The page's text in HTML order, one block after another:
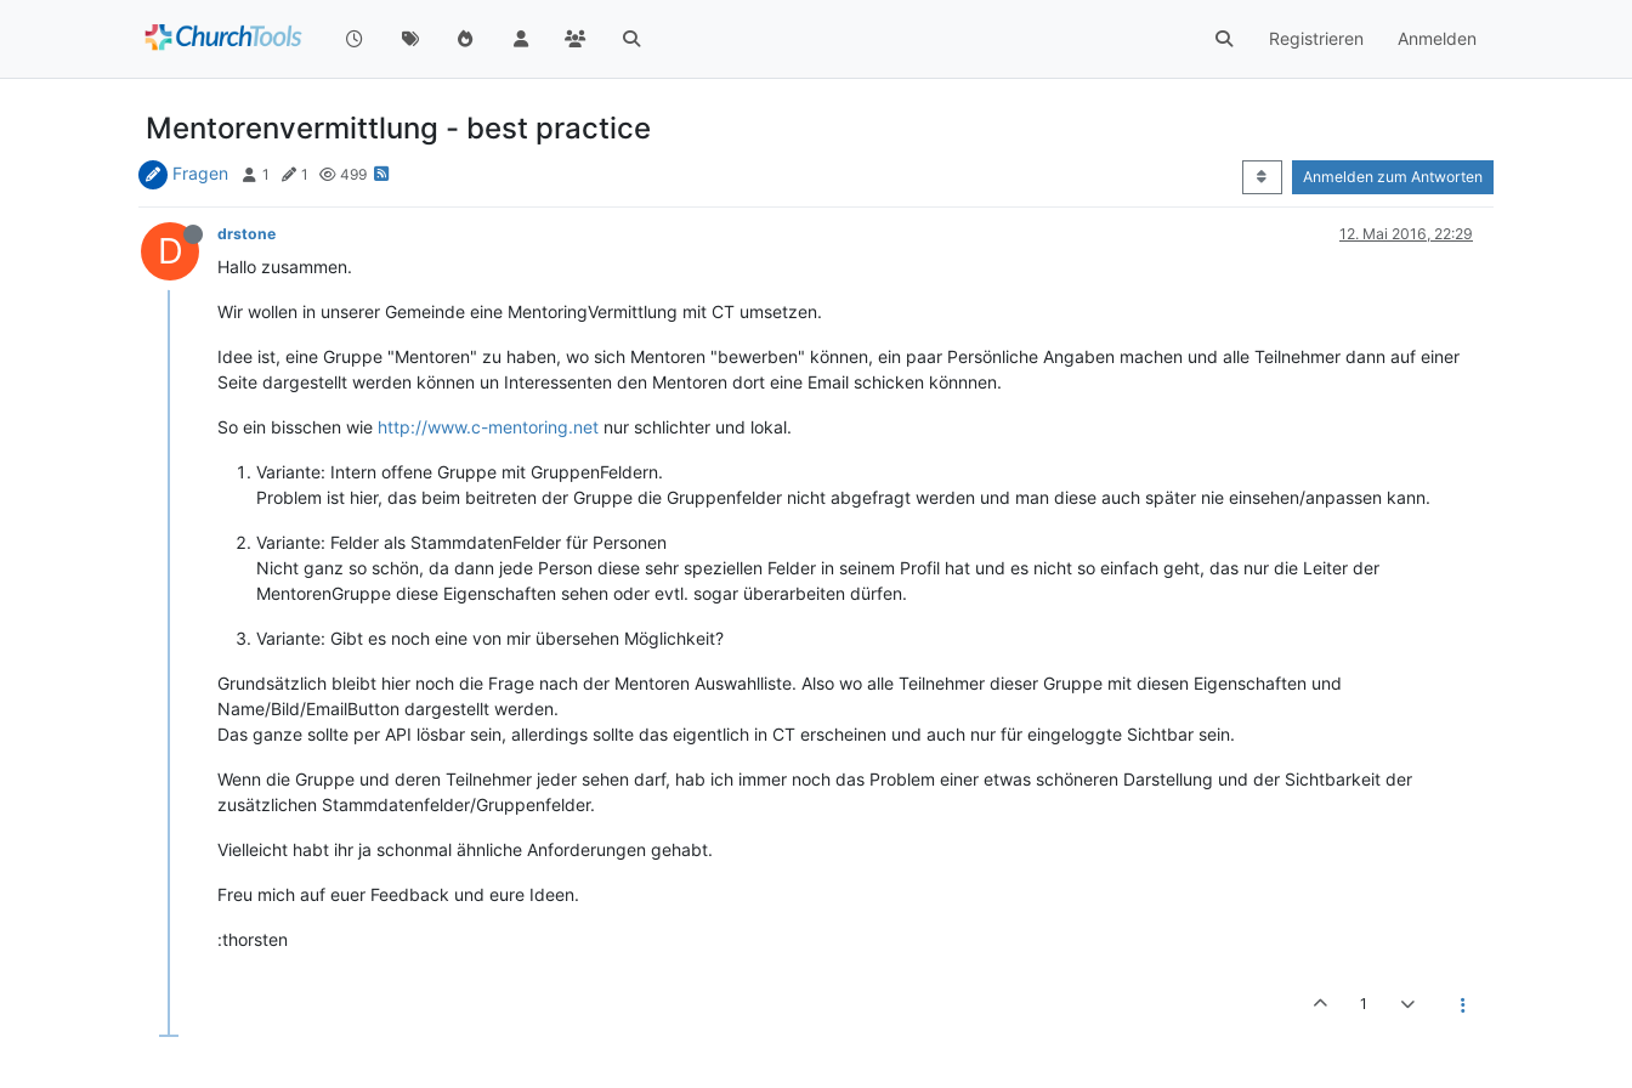
Registrieren Anmelden
Mentorenvermittlung - best practice
Fragen 1 1 499 Anmelden zum Antworten
D drstone 12. Mai 2016, 22:29
Hallo zusammen.
Wir wollen in unserer Gemeinde eine MentoringVermittlung mit CT umsetzen.
Idee ist, eine Gruppe "Mentoren" zu haben, wo sich Mentoren "bewerben" können, ein paar Persönliche Angaben machen und alle Teilnehmer dann auf einer
Seite dargestellt werden können un Interessenten den Mentoren dort eine Email schicken könnnen.
So ein bisschen wie http://www.c-mentoring.net nur schlichter und lokal.
Variante: Intern offene Gruppe mit GruppenFeldern.
Problem ist hier, das beim beitreten der Gruppe die Gruppenfelder nicht abgefragt werden und man diese auch später nie einsehen/anpassen kann.
Variante: Felder als StammdatenFelder für Personen
Nicht ganz so schön, da dann jede Person diese sehr speziellen Felder in seinem Profil hat und es nicht so einfach geht, das nur die Leiter der
MentorenGruppe diese Eigenschaften sehen oder evtl. sogar überarbeiten dürfen.
Variante: Gibt es noch eine von mir übersehen Möglichkeit?
Grundsätzlich bleibt hier noch die Frage nach der Mentoren Auswahlliste. Also wo alle Teilnehmer dieser Gruppe mit diesen Eigenschaften und
Name/Bild/EmailButton dargestellt werden.
Das ganze sollte per API lösbar sein, allerdings sollte das eigentlich in CT erscheinen und auch nur für eingeloggte Sichtbar sein.
Wenn die Gruppe und deren Teilnehmer jeder sehen darf, hab ich immer noch das Problem einer etwas schöneren Darstellung und der Sichtbarkeit der
zusätzlichen Stammdatenfelder/Gruppenfelder.
Vielleicht habt ihr ja schonmal ähnliche Anforderungen gehabt.
Freu mich auf euer Feedback und eure Ideen.
:thorsten
1